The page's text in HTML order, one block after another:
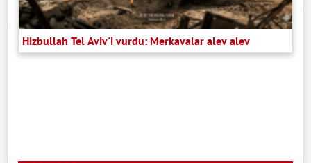
Hizbullah Tel Aviv'i vurdu: Merkavalar alev alev